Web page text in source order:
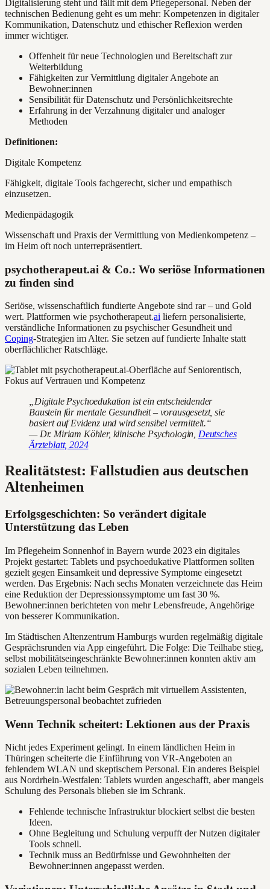
Digitalisierung steht und fällt mit dem Pflegepersonal. Neben der
technischen Bedienung geht es um mehr: Kompetenzen in digitaler
Kommunikation, Datenschutz und ethischer Reflexion werden
immer wichtiger.
Offenheit für neue Technologien und Bereitschaft zur
Weiterbildung
Fähigkeiten zur Vermittlung digitaler Angebote an
Bewohner:innen
Sensibilität für Datenschutz und Persönlichkeitsrechte
Erfahrung in der Verzahnung digitaler und analoger
Methoden
Definitionen:
Digitale Kompetenz
Fähigkeit, digitale Tools fachgerecht, sicher und empathisch
einzusetzen.
Medienpädagogik
Wissenschaft und Praxis der Vermittlung von Medienkompetenz –
im Heim oft noch unterrepräsentiert.
psychotherapeut.ai & Co.: Wo seriöse Informationen
zu finden sind
Seriöse, wissenschaftlich fundierte Angebote sind rar – und Gold
wert. Plattformen wie psychotherapeut.ai liefern personalisierte,
verständliche Informationen zu psychischer Gesundheit und
Coping-Strategien im Alter. Sie setzen auf fundierte Inhalte statt
oberflächlicher Ratschläge.
„Digitale Psychoedukation ist ein entscheidender
Baustein für mentale Gesundheit – vorausgesetzt, sie
basiert auf Evidenz und wird sensibel vermittelt.“
— Dr. Miriam Köhler, klinische Psychologin, Deutsches
Ärzteblatt, 2024
Realitätstest: Fallstudien aus deutschen
Altenheimen
Erfolgsgeschichten: So verändert digitale
Unterstützung das Leben
Im Pflegeheim Sonnenhof in Bayern wurde 2023 ein digitales
Projekt gestartet: Tablets und psychoedukative Plattformen sollten
gezielt gegen Einsamkeit und depressive Symptome eingesetzt
werden. Das Ergebnis: Nach sechs Monaten verzeichnete das Heim
eine Reduktion der Depressionssymptome um fast 30 %.
Bewohner:innen berichteten von mehr Lebensfreude, Angehörige
von besserer Kommunikation.
Im Städtischen Altenzentrum Hamburgs wurden regelmäßig digitale
Gesprächsrunden via App eingeführt. Die Folge: Die Teilhabe stieg,
selbst mobilitätseingeschränkte Bewohner:innen konnten aktiv am
sozialen Leben teilnehmen.
Wenn Technik scheitert: Lektionen aus der Praxis
Nicht jedes Experiment gelingt. In einem ländlichen Heim in
Thüringen scheiterte die Einführung von VR-Angeboten an
fehlendem WLAN und skeptischem Personal. Ein anderes Beispiel
aus Nordrhein-Westfalen: Tablets wurden angeschafft, aber mangels
Schulung des Personals blieben sie im Schrank.
Fehlende technische Infrastruktur blockiert selbst die besten
Ideen.
Ohne Begleitung und Schulung verpufft der Nutzen digitaler
Tools schnell.
Technik muss an Bedürfnisse und Gewohnheiten der
Bewohner:innen angepasst werden.